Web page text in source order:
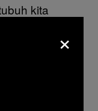
kita
tidak bisa
hari-hari
×